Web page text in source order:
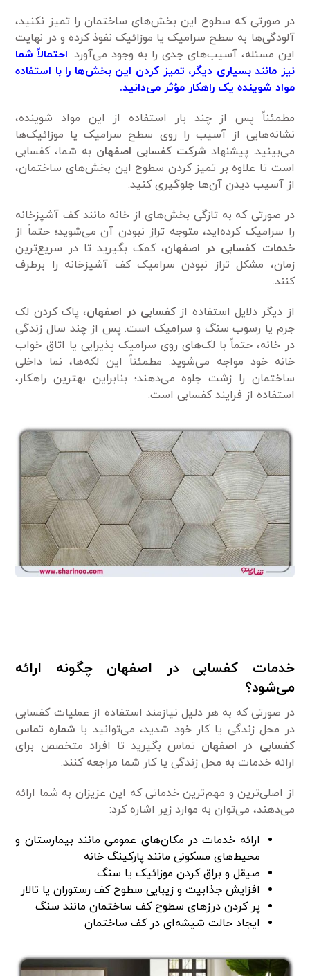
در صورتی که سطوح این بخش‌های ساختمان را تمیز نکنید،
آلودگی‌ها به سطح سرامیک یا موزائیک نفوذ کرده و در نهایت
این مسئله، آسیب‌های جدی را به وجود می‌آورد.احتمالاً شما
نیز مانند بسیاری دیگر، تمیز کردن این بخش‌ها را با استفاده
مواد شوینده یک راهکار مؤثر می‌دانید.
مطمئناً پس از چند بار استفاده از این مواد شوینده،
نشانه‌هایی از آسیب را روی سطح سرامیک یا موزائیک‌ها
می‌بینید. پیشنهاد شرکت کفسابی اصفهان به شما، کفسابی
است تا علاوه بر تمیز کردن سطوح این بخش‌های ساختمان،
از آسیب دیدن آن‌ها جلوگیری کنید.
در صورتی که به تازگی بخش‌های از خانه مانند کف آشپزخانه
را سرامیک کرده‌اید، متوجه تراز نبودن آن می‌شوید؛ حتماً از
خدمات کفسابی در اصفهان، کمک بگیرید تا در سریع‌ترین
زمان، مشکل تراز نبودن سرامیک کف آشپزخانه را برطرف
کنند.
از دیگر دلایل استفاده از کفسابی در اصفهان، پاک کردن لک
جرم یا رسوب سنگ و سرامیک است. پس از چند سال زندگی
در خانه، حتماً با لک‌های روی سرامیک پذیرایی یا اتاق خواب
خانه خود مواجه می‌شوید. مطمئناً این لکه‌ها، نما داخلی
ساختمان را زشت جلوه می‌دهند؛ بنابراین بهترین راهکار،
استفاده از فرایند کفسابی است.
خدمات کفسابی در اصفهان چگونه ارائه
می‌شود؟
در صورتی که به هر دلیل نیاز‌مند استفاده از عملیات کفسابی
در محل زندگی یا کار خود شدید، می‌توانید با شماره تماس
کفسابی در اصفهان تماس بگیرید تا افراد متخصص برای
ارائه خدمات به محل زندگی یا کار شما مراجعه کنند.
از اصلی‌ترین و مهم‌ترین خدماتی که این عزیزان به شما ارائه
می‌دهند، می‌توان به موارد زیر اشاره کرد:
ارائه خدمات در مکان‌های عمومی مانند بیمارستان و
محیط‌های مسکونی مانند پارکینگ خانه
صیقل و براق کردن موزائیک یا سنگ
افزایش جذابیت و زیبایی سطوح کف رستوران یا تالار
پر کردن درز‌های سطوح کف ساختمان مانند سنگ
ایجاد حالت شیشه‌ای در کف ساختمان